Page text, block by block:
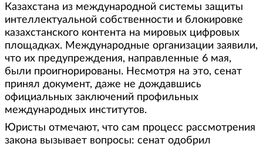
Казахстана из международной системы защиты
интеллектуальной собственности и блокировке
казахстанского контента на мировых цифровых
площадках. Международные организации заявили,
что их предупреждения, направленные 6 мая,
были проигнорированы. Несмотря на это, сенат
принял документ, даже не дождавшись
официальных заключений профильных
международных институтов.
Юристы отмечают, что сам процесс рассмотрения
закона вызывает вопросы: сенат одобрил